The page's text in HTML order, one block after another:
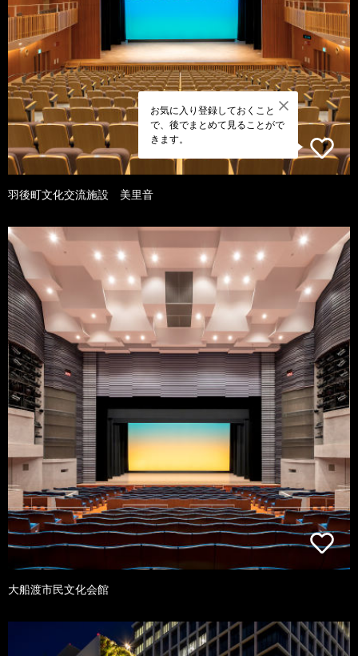
お気に入り登録しておくこと
で、後でまとめて見ることがで
きます。
羽後町文化交流施設 美里音
大船渡市民文化会館